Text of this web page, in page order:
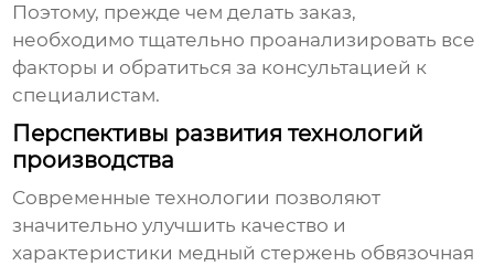
Поэтому, прежде чем делать заказ,
необходимо тщательно проанализировать все
факторы и обратиться за консультацией к
специалистам.
Перспективы развития технологий
производства
Современные технологии позволяют
значительно улучшить качество и
характеристики медный стержень обвязочная